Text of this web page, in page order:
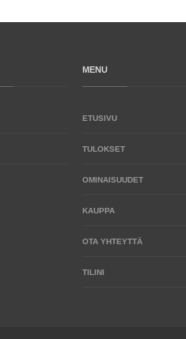
MENU
ETUSIVU
TULOKSET
OMINAISUUDET
KAUPPA
OTA YHTEYTTÄ
TILINI